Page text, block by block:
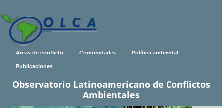
Areas de conflicto Comunidades Política ambiental
Publicaciones
Observatorio Latinoamericano de Conflictos
Ambientales